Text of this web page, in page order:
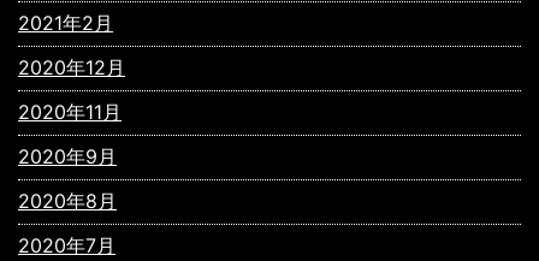
2021年2月
2020年12月
2020年11月
2020年9月
2020年8月
2020年7月